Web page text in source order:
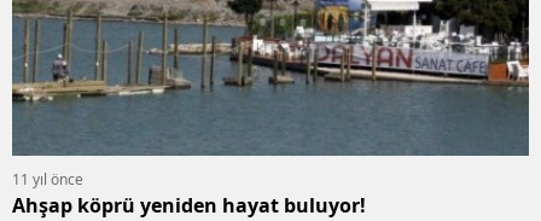
11 yıl önce
Ahşap köprü yeniden hayat buluyor!